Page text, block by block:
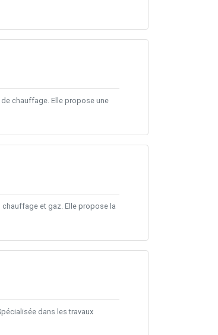
chauffage. Elle propose une
chauffage et gaz. Elle propose la
dans les travaux